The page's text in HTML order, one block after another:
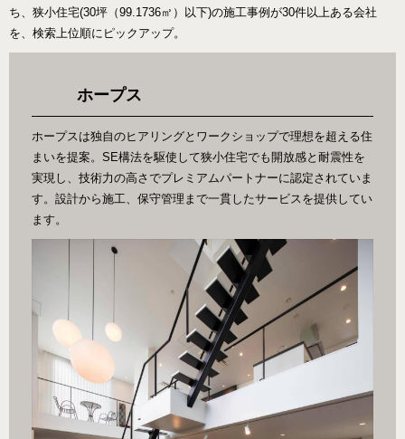
ち、狭小住宅(30坪（99.1736㎡）以下)の施工事例が30件以上ある会社
を、検索上位順にピックアップ。
ホープス
ホープスは独自のヒアリングとワークショップで理想を超える住
まいを提案。SE構法を駆使して狭小住宅でも開放感と耐震性を
実現し、技術力の高さでプレミアムパートナーに認定されていま
す。設計から施工、保守管理まで一貫したサービスを提供してい
ます。